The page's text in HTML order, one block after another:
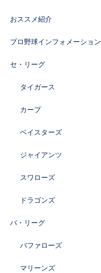
おススメ紹介
プロ野球インフォメーション
セ・リーグ
タイガース
カープ
ベイスターズ
ジャイアンツ
スワローズ
ドラゴンズ
パ・リーグ
バファローズ
マリーンズ